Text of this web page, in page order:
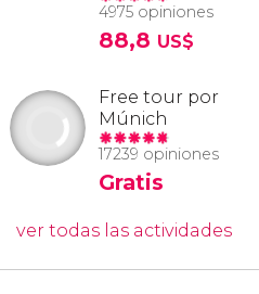
4975 opiniones
88,8 US$
Free tour por
Múnich
17239 opiniones
Gratis
ver todas las actividades